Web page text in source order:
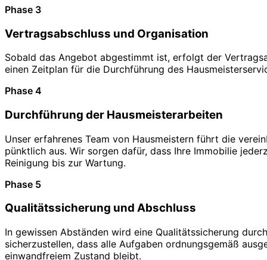
Phase 3
Vertragsabschluss und Organisation
Sobald das Angebot abgestimmt ist, erfolgt der
einen Zeitplan für die Durchführung des
Phase 4
Durchführung der Hausmeisterarbeiten
Unser erfahrenes Team von Hausmeistern führt die
pünktlich aus. Wir sorgen dafür, dass Ihre Immobilie
Reinigung bis zur Wartung.
Phase 5
Qualitätssicherung und Abschluss
In gewissen Abständen wird eine Qualitätssicherung
sicherzustellen, dass alle Aufgaben ordnungsgemäß
einwandfreiem Zustand bleibt.